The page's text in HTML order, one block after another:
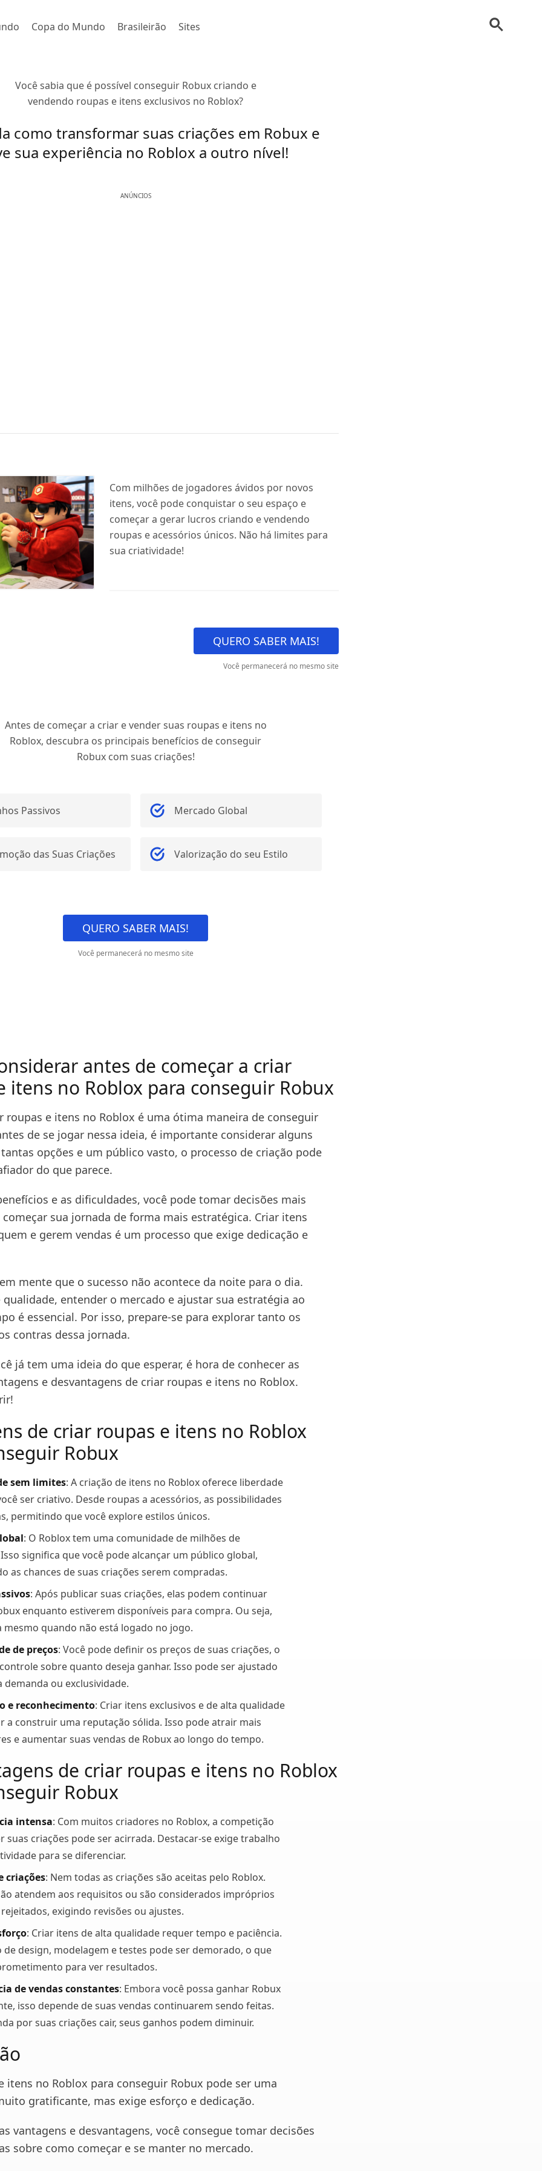
Copa do Mundo Brasileirão Sites
Você sabia que é possível conseguir Robux criando e
vendendo roupas e itens exclusivos no Roblox?
como transformar suas criações em Robux e
sua experiência no Roblox a outro nível!
ANÚNCIOS
Com milhões de jogadores ávidos por novos
itens, você pode conquistar o seu espaço e
começar a gerar lucros criando e vendendo
roupas e acessórios únicos. Não há limites para
sua criatividade!
QUERO SABER MAIS!
Você permanecerá no mesmo site
Antes de começar a criar e vender suas roupas e itens no
Roblox, descubra os principais benefícios de conseguir
Robux com suas criações!
Passivos Mercado Global
das Suas Criações Valorização do seu Estilo
QUERO SABER MAIS!
Você permanecerá no mesmo site
antes de começar a criar
itens no Roblox para conseguir Robux
roupas e itens no Roblox é uma ótima maneira de conseguir
de se jogar nessa ideia, é importante considerar alguns
opções e um público vasto, o processo de criação pode
do que parece.
e as dificuldades, você pode tomar decisões mais
sua jornada de forma mais estratégica. Criar itens
e gerem vendas é um processo que exige dedicação e
mente que o sucesso não acontece da noite para o dia.
qualidade, entender o mercado e ajustar sua estratégia ao
é essencial. Por isso, prepare-se para explorar tanto os
contras dessa jornada.
já tem uma ideia do que esperar, é hora de conhecer as
e desvantagens de criar roupas e itens no Roblox.
de criar roupas e itens no Roblox
Robux
sem limites: A criação de itens no Roblox oferece liberdade
ser criativo. Desde roupas a acessórios, as possibilidades
permitindo que você explore estilos únicos.
: O Roblox tem uma comunidade de milhões de
significa que você pode alcançar um público global,
as chances de suas criações serem compradas.
: Após publicar suas criações, elas podem continuar
enquanto estiverem disponíveis para compra. Ou seja,
mesmo quando não está logado no jogo.
de preços: Você pode definir os preços de suas criações, o
sobre quanto deseja ganhar. Isso pode ser ajustado
demanda ou exclusividade.
e reconhecimento: Criar itens exclusivos e de alta qualidade
a construir uma reputação sólida. Isso pode atrair mais
e aumentar suas vendas de Robux ao longo do tempo.
de criar roupas e itens no Roblox
Robux
intensa: Com muitos criadores no Roblox, a competição
suas criações pode ser acirrada. Destacar-se exige trabalho
para se diferenciar.
criações: Nem todas as criações são aceitas pelo Roblox.
atendem aos requisitos ou são considerados impróprios
exigindo revisões ou ajustes.
: Criar itens de alta qualidade requer tempo e paciência.
de design, modelagem e testes pode ser demorado, o que
para ver resultados.
de vendas constantes: Embora você possa ganhar Robux
isso depende de suas vendas continuarem sendo feitas.
por suas criações cair, seus ganhos podem diminuir.
itens no Roblox para conseguir Robux pode ser uma
gratificante, mas exige esforço e dedicação.
vantagens e desvantagens, você consegue tomar decisões
sobre como começar e se manter no mercado.